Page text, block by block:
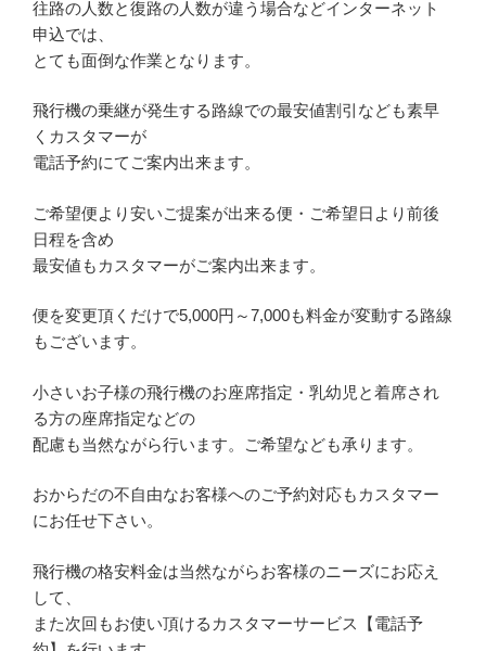
往路の人数と復路の人数が違う場合などインターネット
申込では、
とても面倒な作業となります。
飛行機の乗継が発生する路線での最安値割引なども素早
くカスタマーが
電話予約にてご案内出来ます。
ご希望便より安いご提案が出来る便・ご希望日より前後
日程を含め
最安値もカスタマーがご案内出来ます。
便を変更頂くだけで5,000円～7,000も料金が変動する路線
もございます。
小さいお子様の飛行機のお座席指定・乳幼児と着席され
る方の座席指定などの
配慮も当然ながら行います。ご希望なども承ります。
おからだの不自由なお客様へのご予約対応もカスタマー
にお任せ下さい。
飛行機の格安料金は当然ながらお客様のニーズにお応え
して、
また次回もお使い頂けるカスタマーサービス【電話予